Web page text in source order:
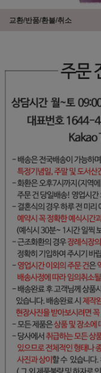
교환/반품/환불/취소